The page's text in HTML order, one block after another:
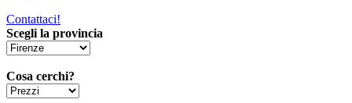
Contattaci!
Scegli la provincia
Cosa cerchi?